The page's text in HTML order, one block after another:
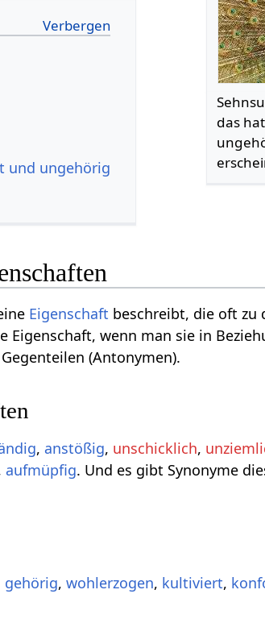
das
und ungehörig
Eigenschaft beschreibt, die oft zu
wenn man sie in
(Antonymen).
, anstößig, unschicklich,
aufmüpfig. Und es gibt Synonyme
gehörig,wohlerzogen, kultiviert,